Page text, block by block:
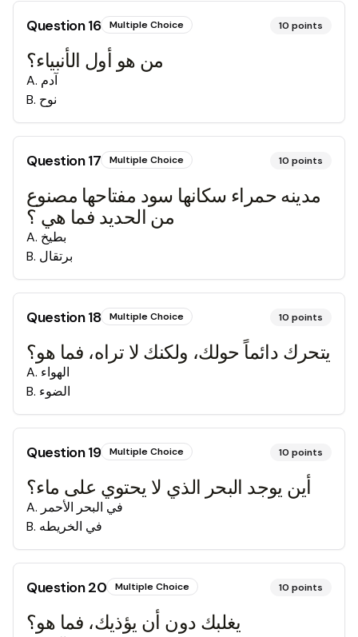
Question16 Multiple Choice 10 points
من هو أول الأنبياء؟
A. آدم
B. نوح
Question17 Multiple Choice 10 points
مدينه حمراء سكانها سود مفتاحها مصنوع
من الحديد فما هي ؟
A. بطيخ
B. برتقال
Question18 Multiple Choice 10 points
يتحرك دائماً حولك، ولكنك لا تراه، فما هو؟
A. الهواء
B. الضوء
Question19 Multiple Choice 10 points
أين يوجد البحر الذي لا يحتوي على ماء؟
A. في البحر الأحمر
B. في الخريطه
Question20 Multiple Choice 10 points
يغلبك دون أن يؤذيك، فما هو؟